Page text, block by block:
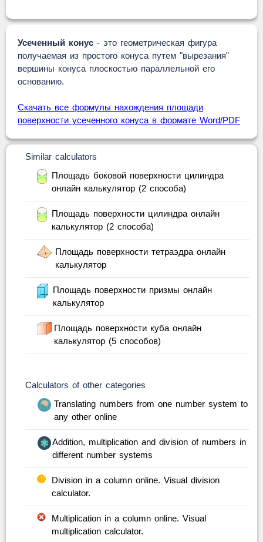
Усеченный конус - это геометрическая фигура
получаемая из простого конуса путем "вырезания"
вершины конуса плоскостью параллельной его
основанию.
Скачать все формулы нахождения площади
поверхности усеченного конуса в формате Word/PDF
Similar calculators
Площадь боковой поверхности цилиндра
онлайн калькулятор (2 способа)
Площадь поверхности цилиндра онлайн
калькулятор (2 способа)
Площадь поверхности тетраэдра онлайн
калькулятор
Площадь поверхности призмы онлайн
калькулятор
Площадь поверхности куба онлайн
калькулятор (5 способов)
Calculators of other categories
Translating numbers from one number system to
any other online
Addition, multiplication and division of numbers in
different number systems
Division in a column online. Visual division
calculator.
Multiplication in a column online. Visual
multiplication calculator.